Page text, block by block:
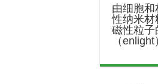
由细胞
性纳米材
磁性粒子
（